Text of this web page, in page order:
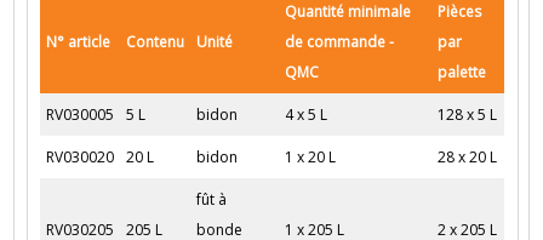
N° article Contenu Unité
Quantité minimale
de commande -
QMC
Pièces
par
palette
RV030005 5 L bidon 4 x 5 L 128 x 5 L
RV030020 20 L bidon 1 x 20 L 28 x 20 L
RV030205 205 L
fût à
bonde
1 x 205 L 2 x 205 L